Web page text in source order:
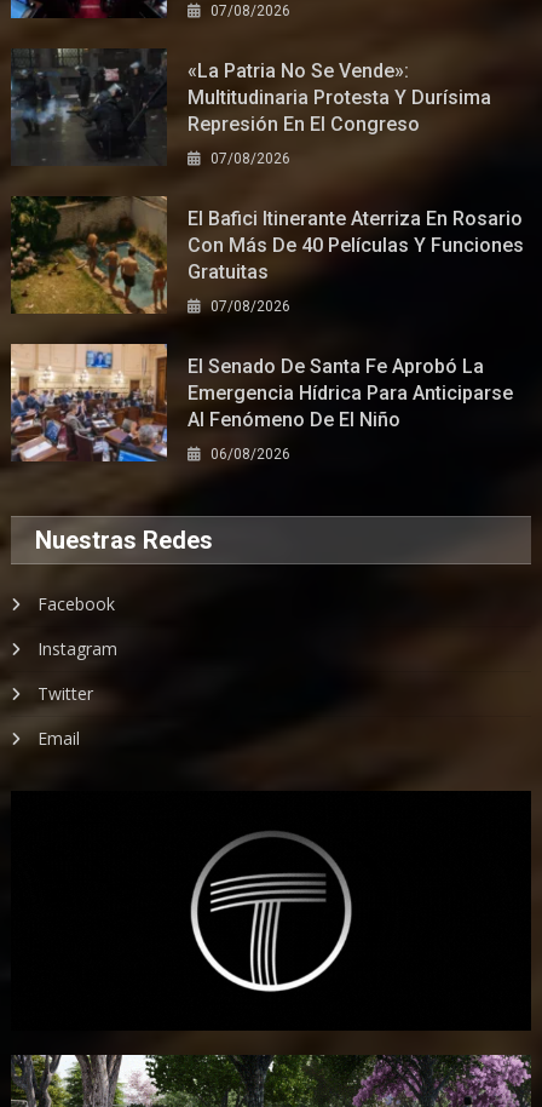
07/08/2026
«La Patria No Se Vende»:
Multitudinaria Protesta Y Durísima
Represión En El Congreso
07/08/2026
El Bafici Itinerante Aterriza En Rosario
Con Más De 40 Películas Y Funciones
Gratuitas
07/08/2026
El Senado De Santa Fe Aprobó La
Emergencia Hídrica Para Anticiparse
Al Fenómeno De El Niño
06/08/2026
Nuestras Redes
Facebook
Instagram
Twitter
Email